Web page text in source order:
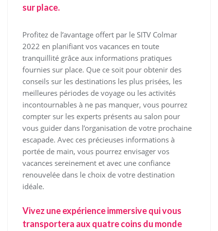
sur place.
Profitez de l’avantage offert par le SITV Colmar
2022 en planifiant vos vacances en toute
tranquillité grâce aux informations pratiques
fournies sur place. Que ce soit pour obtenir des
conseils sur les destinations les plus prisées, les
meilleures périodes de voyage ou les activités
incontournables à ne pas manquer, vous pourrez
compter sur les experts présents au salon pour
vous guider dans l’organisation de votre prochaine
escapade. Avec ces précieuses informations à
portée de main, vous pourrez envisager vos
vacances sereinement et avec une confiance
renouvelée dans le choix de votre destination
idéale.
Vivez une expérience immersive qui vous
transportera aux quatre coins du monde